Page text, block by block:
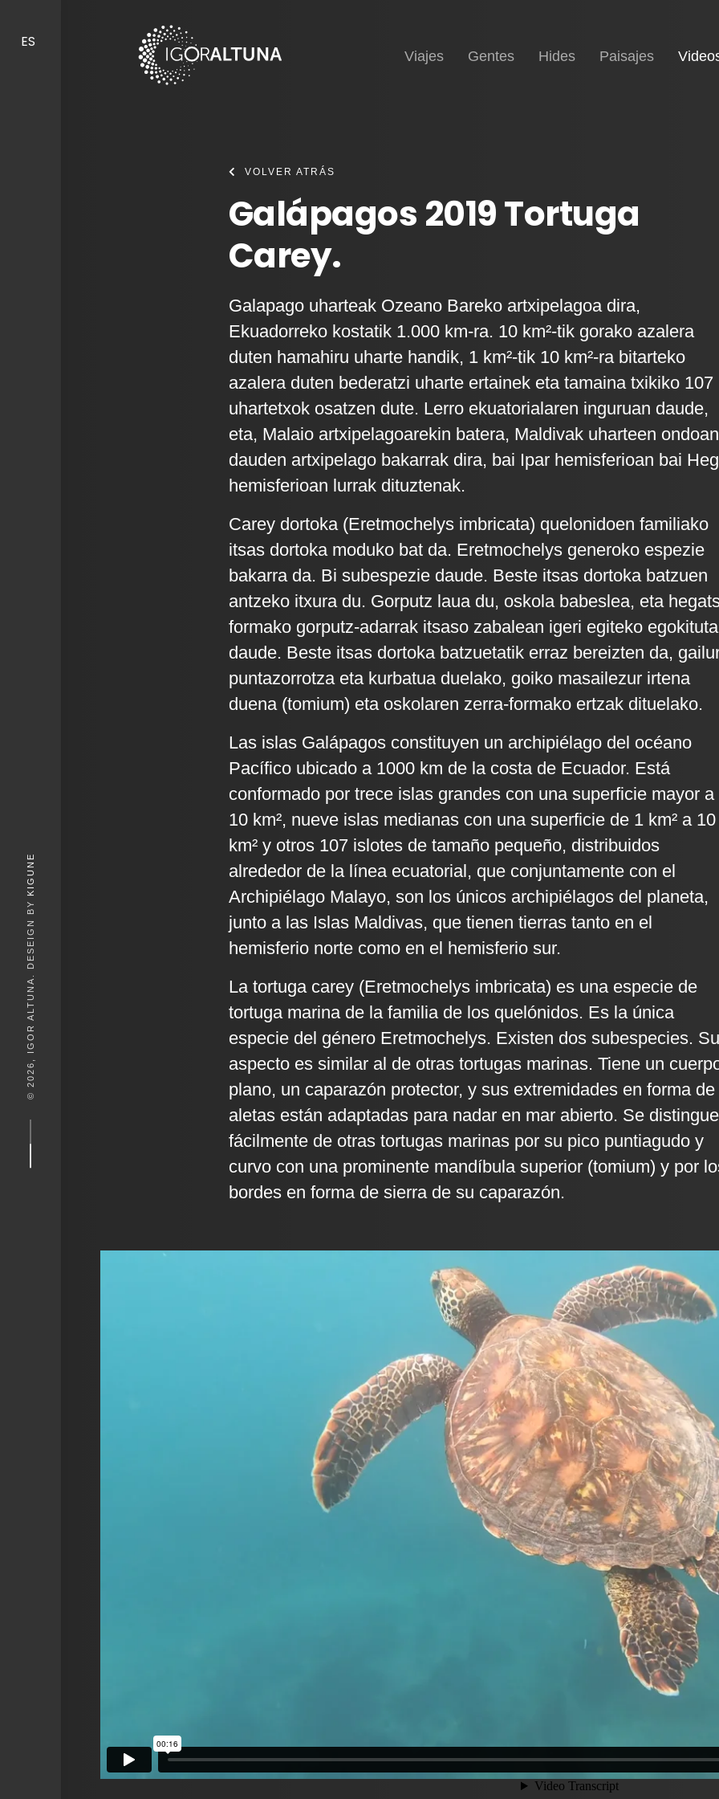
ES
© 2026, IGOR ALTUNA. DESEIGN BY
KIGUNE
Inicio
Viajes Gentes Hides Paisajes
VOLVER ATRÁS
Galápagos 2019 Tortuga
Carey.
Galapago uharteak Ozeano Bareko artxipelagoa dira,
Ekuadorreko kostatik 1.000 km-ra. 10 km²-tik gorako azalera
duten hamahiru uharte handik, 1 km²-tik 10 km²-ra bitarteko
azalera duten bederatzi uharte ertainek eta tamaina txikiko 107
uhartetxok osatzen dute. Lerro ekuatorialaren inguruan daude,
eta, Malaio artxipelagoarekin batera, Maldivak uharteen ondoan
dauden artxipelago bakarrak dira, bai Ipar hemisferioan bai
hemisferioan lurrak dituztenak.
Carey dortoka (Eretmochelys imbricata) quelonidoen familiako
itsas dortoka moduko bat da. Eretmochelys generoko espezie
bakarra da. Bi subespezie daude. Beste itsas dortoka batzuen
antzeko itxura du. Gorputz laua du, oskola babeslea, eta
formako gorputz-adarrak itsaso zabalean igeri egiteko egokituta
daude. Beste itsas dortoka batzuetatik erraz bereizten da,
puntazorrotza eta kurbatua duelako, goiko masailezur irtena
duena (tomium) eta oskolaren zerra-formako ertzak dituelako.
Las islas Galápagos constituyen un archipiélago del océano
Pacífico ubicado a 1000 km de la costa de Ecuador. Está
conformado por trece islas grandes con una superficie mayor a
10 km², nueve islas medianas con una superficie de 1 km² a 10
km² y otros 107 islotes de tamaño pequeño, distribuidos
alrededor de la línea ecuatorial, que conjuntamente con el
Archipiélago Malayo, son los únicos archipiélagos del planeta,
junto a las Islas Maldivas, que tienen tierras tanto en el
hemisferio norte como en el hemisferio sur.
La tortuga carey (Eretmochelys imbricata) es una especie de
tortuga marina de la familia de los quelónidos. Es la única
especie del género Eretmochelys. Existen dos subespecies. Su
aspecto es similar al de otras tortugas marinas. Tiene un
plano, un caparazón protector, y sus extremidades en forma de
aletas están adaptadas para nadar en mar abierto. Se distingue
fácilmente de otras tortugas marinas por su pico puntiagudo y
curvo con una prominente mandíbula superior (tomium) y por
bordes en forma de sierra de su caparazón.